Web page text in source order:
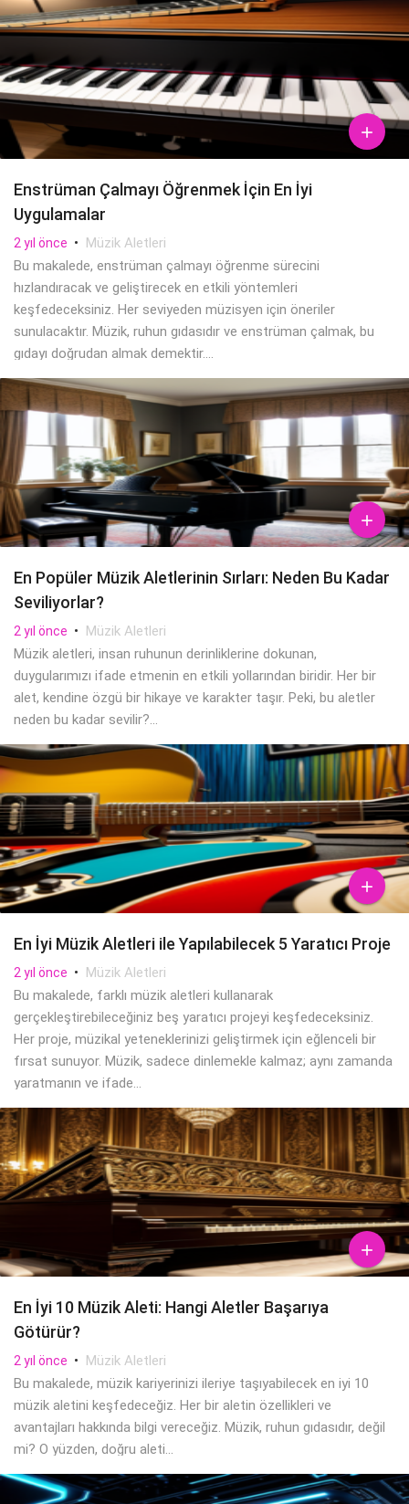

Enstrüman Çalmayı Öğrenmek İçin En İyi
Uygulamalar
2 yıl önce • Müzik Aletleri
Bu makalede, enstrüman çalmayı öğrenme sürecini
hızlandıracak ve geliştirecek en etkili yöntemleri
keşfedeceksiniz. Her seviyeden müzisyen için öneriler
sunulacaktır. Müzik, ruhun gıdasıdır ve enstrüman çalmak, bu
gıdayı doğrudan almak demektir....

En Popüler Müzik Aletlerinin Sırları: Neden Bu Kadar
Seviliyorlar?
2 yıl önce • Müzik Aletleri
Müzik aletleri, insan ruhunun derinliklerine dokunan,
duygularımızı ifade etmenin en etkili yollarından biridir. Her bir
alet, kendine özgü bir hikaye ve karakter taşır. Peki, bu aletler
neden bu kadar sevilir?...

En İyi Müzik Aletleri ile Yapılabilecek 5 Yaratıcı Proje
2 yıl önce • Müzik Aletleri
Bu makalede, farklı müzik aletleri kullanarak
gerçekleştirebileceğiniz beş yaratıcı projeyi keşfedeceksiniz.
Her proje, müzikal yeteneklerinizi geliştirmek için eğlenceli bir
fırsat sunuyor. Müzik, sadece dinlemekle kalmaz; aynı zamanda
yaratmanın ve ifade...

En İyi 10 Müzik Aleti: Hangi Aletler Başarıya
Götürür?
2 yıl önce • Müzik Aletleri
Bu makalede, müzik kariyerinizi ileriye taşıyabilecek en iyi 10
müzik aletini keşfedeceğiz. Her bir aletin özellikleri ve
avantajları hakkında bilgi vereceğiz. Müzik, ruhun gıdasıdır, değil
mi? O yüzden, doğru aleti...